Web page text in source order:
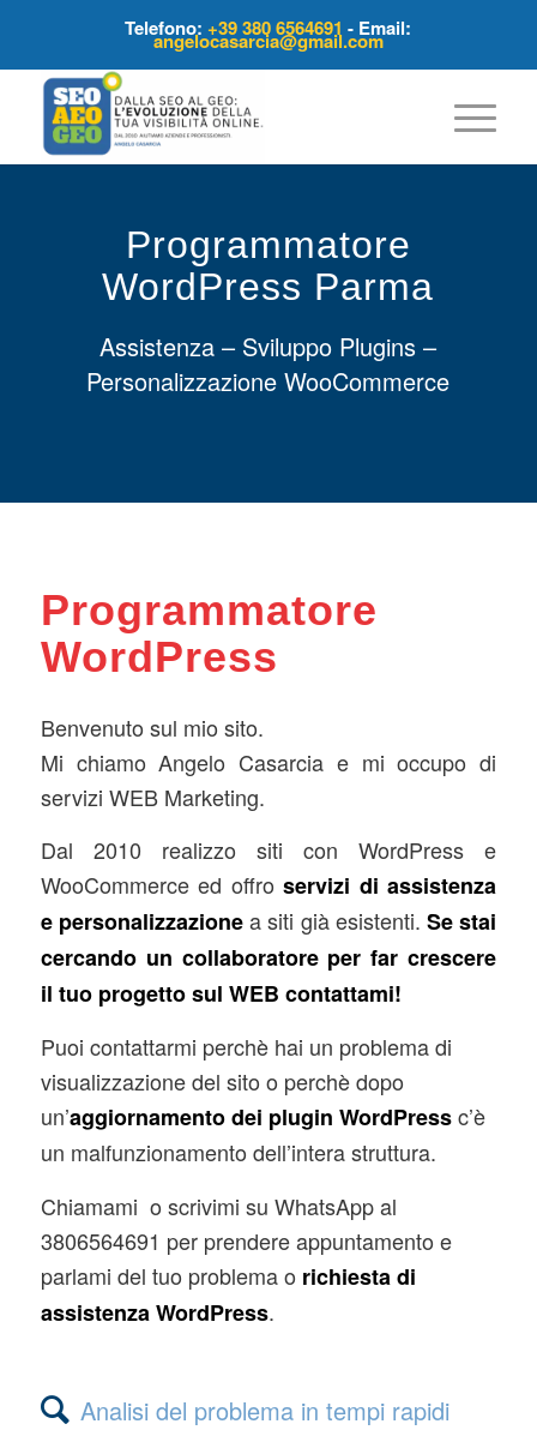
Telefono:+39 380 6564691 - Email:
angelocasarcia@gmail.com
Programmatore
WordPress Parma
Assistenza – Sviluppo Plugins –
Personalizzazione WooCommerce
Programmatore
WordPress
Benvenuto sul mio sito.
Mi chiamo Angelo Casarcia e mi occupo di
servizi WEB Marketing.
Dal 2010 realizzo siti con WordPress e
WooCommerce ed offroservizi di assistenza
e personalizzazionea siti già esistenti. Se stai
cercando un collaboratore per far crescere
il tuo progetto sul WEB contattami!
Puoi contattarmi perchè hai un problema di
visualizzazione del sito o perchè dopo
un’aggiornamento dei plugin WordPressc’è
un malfunzionamento dell’intera struttura.
Chiamami o scrivimi su WhatsApp al
3806564691 per prendere appuntamento e
parlami del tuo problema o richiesta di
assistenza WordPress.
Analisi del problema in tempi rapidi